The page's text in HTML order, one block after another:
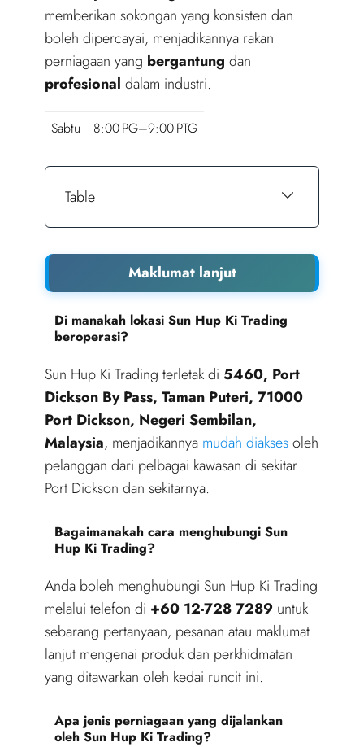
memberikan sokongan yang konsisten dan
boleh dipercayai, menjadikannya rakan
perniagaan yang bergantung dan
profesional dalam industri.
Sabtu 8:00 PG–9:00 PTG
Table
Maklumat lanjut
Di manakah lokasi Sun Hup Ki Trading
beroperasi?
Sun Hup Ki Trading terletak di 5460, Port
Dickson By Pass, Taman Puteri, 71000
Port Dickson, Negeri Sembilan,
Malaysia, menjadikannya mudah diaksesoleh
pelanggan dari pelbagai kawasan di sekitar
Port Dickson dan sekitarnya.
Bagaimanakah cara menghubungi Sun
Hup Ki Trading?
Anda boleh menghubungi Sun Hup Ki Trading
melalui telefon di +60 12-728 7289 untuk
sebarang pertanyaan, pesanan atau maklumat
lanjut mengenai produk dan perkhidmatan
yang ditawarkan oleh kedai runcit ini.
Apa jenis perniagaan yang dijalankan
oleh Sun Hup Ki Trading?